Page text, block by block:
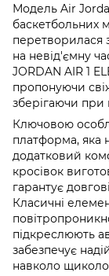
Модель Air
баскетбольних
перетворилася
на невід'ємну
JORDAN AIR 1
пропонуючи
зберігаючи при
Ключовою
платформа, яка
додатковий
кросівок
гарантує
Класичні
підкреслюють
забезпечує
навколо